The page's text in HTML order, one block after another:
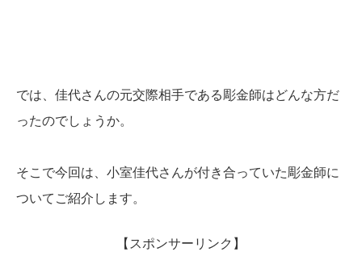
では、佳代さんの元交際相手である彫金師はどんな方だ
ったのでしょうか。
そこで今回は、小室佳代さんが付き合っていた彫金師に
ついてご紹介します。
【スポンサーリンク】